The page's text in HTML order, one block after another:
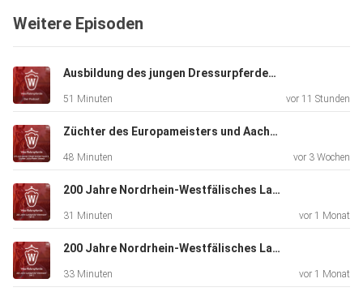
hinter die Kulissen unserer täglichen Arbeit.
Weitere Episoden
Ausbildung des jungen Dressurpferdes – Zukunft des Jungpferdesports
51 Minuten vor 11 Stunden
Züchter des Europameisters und Aachen Siegers United Touch S
48 Minuten vor 3 Wochen
200 Jahre Nordrhein-Westfälisches Landgestüt Warendorf Teil II
31 Minuten vor 1 Monat
200 Jahre Nordrhein-Westfälisches Landgestüt Warendorf Teil I
33 Minuten vor 1 Monat